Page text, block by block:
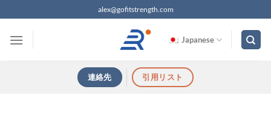
ン
alex@gofitstrength.com
Japanese
連絡先 引用リスト